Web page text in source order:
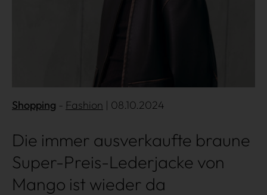
Über uns Kooperationen
Datenschutz Impressum
Shopping Fashion | 08.10.2024
Die immer ausverkaufte braune
Super-Preis-Lederjacke von
Mango ist wieder da